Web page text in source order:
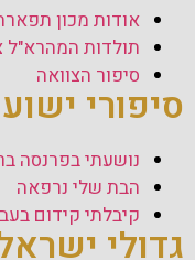
אודות מכון
תולדות המהרא"ל
סיפור הצוואה
סיפורי
נושעתי בפרנסה
הבת שלי נרפאה
קיבלתי קידום
גדולי